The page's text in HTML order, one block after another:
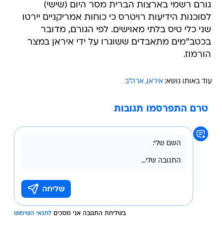
גורם רשמי בארצות הברית מסר היום (שישי)
לסוכנות הידיעות רויטרס כי כוחות אמריקניים יירטו
שני כלי טיס בלתי מאוישים. לפי הגורם, מדובר
בכטב"מים מתאבדים ששוגרו על ידי איראן במצר
הורמוז.
עוד באותו נושא: איראן ארה"ב
טרם התפרסמו תגובות
בשליחת התגובה אני מסכים לתנאי השימוש